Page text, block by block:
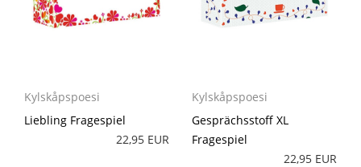
Kylskåpspoesi
Liebling Fragespiel
22,95 EUR
Kylskåpspoesi
Gesprächsstoff XL
Fragespiel
22,95 EUR